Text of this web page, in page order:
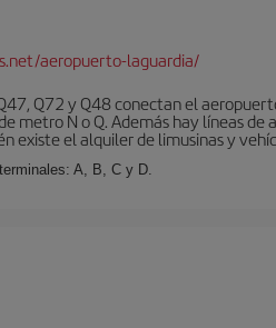
aeropuerto-laguardia/
Q72 y Q48 conectan el
metro N o Q. Además hay líneas
existe el alquiler de limusinas y
A, B, C y D.